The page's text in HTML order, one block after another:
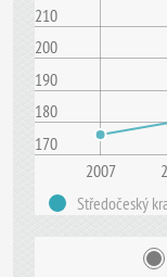
170
180
190
200
210
2007
Středočeský